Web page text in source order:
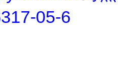
05-6